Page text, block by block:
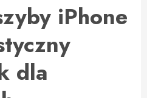
iPhone
dla